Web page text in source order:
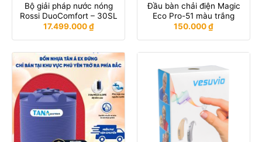
Bộ giải pháp nước nóng
Rossi DuoComfort – 30SL
17.499.000₫
Đầu bàn chải điện Magic
Eco Pro-51 màu trắng
150.000₫